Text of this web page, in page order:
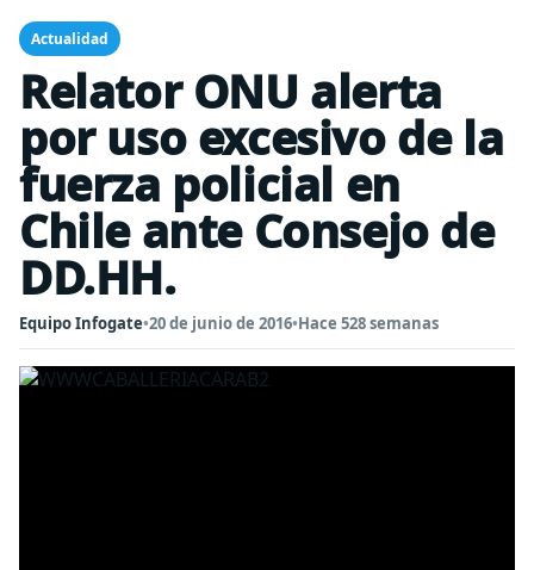
Actualidad
Relator ONU alerta
por uso excesivo de la
fuerza policial en
Chile ante Consejo de
DD.HH.
Equipo Infogate•20 de junio de 2016•Hace 528 semanas